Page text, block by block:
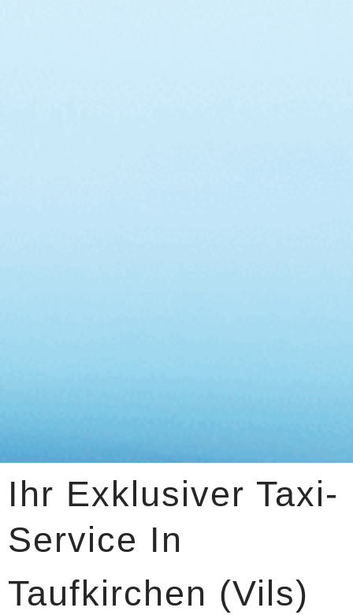
Ihr Exklusiver Taxi-
Service In
Taufkirchen (Vils)